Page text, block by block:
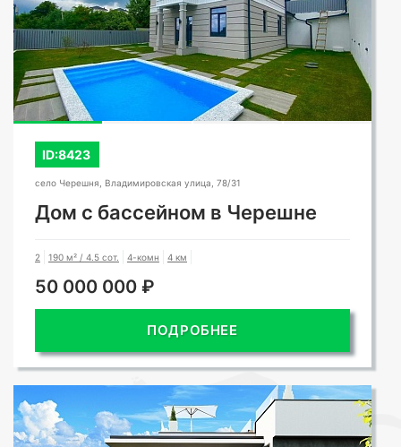
ID:8423
село Черешня, Владимировская улица, 78/31
Дом с бассейном в Черешне
2 190 м² / 4.5 сот. 4-комн 4 км
50 000 000 ₽
ПОДРОБНЕЕ